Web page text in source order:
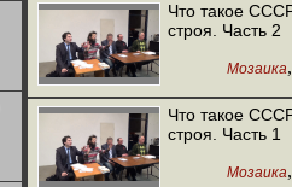
Что такое
строя. Часть 2
Мозаика
Что такое
строя. Часть 1
Мозаика